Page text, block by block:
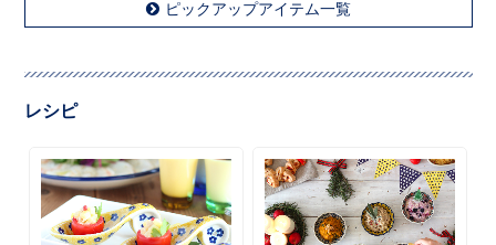
ピックアップアイテム一覧
レシピ